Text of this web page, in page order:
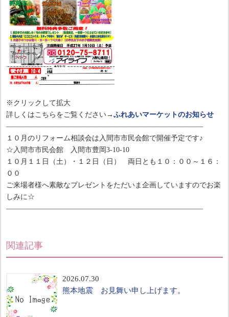
※クリックして拡大
詳しくはこちらをご覧ください→ ふれあいマーケットのお知らせ
———————————————————————————–
１０月のリフォーム相談会は入間市市民会館で開催予定です♪
☆入間市市民会館 入間市豊岡3-10-10
１０月１１日（土）・１２日（日） 両日とも１０：００～１６：
００
ご来場者様へ素敵なプレゼントをただいま企画していますのでお楽
しみに☆
———————————————————————————–
関連記事
2026.07.30
熊本地震 お見舞い申し上げます。